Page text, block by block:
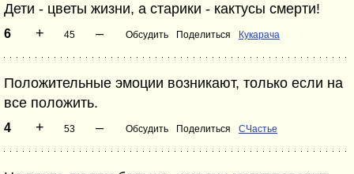
Дети - цветы жизни, а старики - кактусы смерти!
6 + 45 – Обсудить Поделиться Кукарача
Положительные эмоции возникают, только если на
все положить.
4 + 53 – Обсудить Поделиться СЧастье